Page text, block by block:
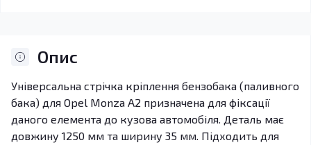
Опис
Універсальна стрічка кріплення бензобака (паливного
бака) для Opel Monza A2 призначена для фіксації
даного елемента до кузова автомобіля. Деталь має
довжину 1250 мм та ширину 35 мм. Підходить для